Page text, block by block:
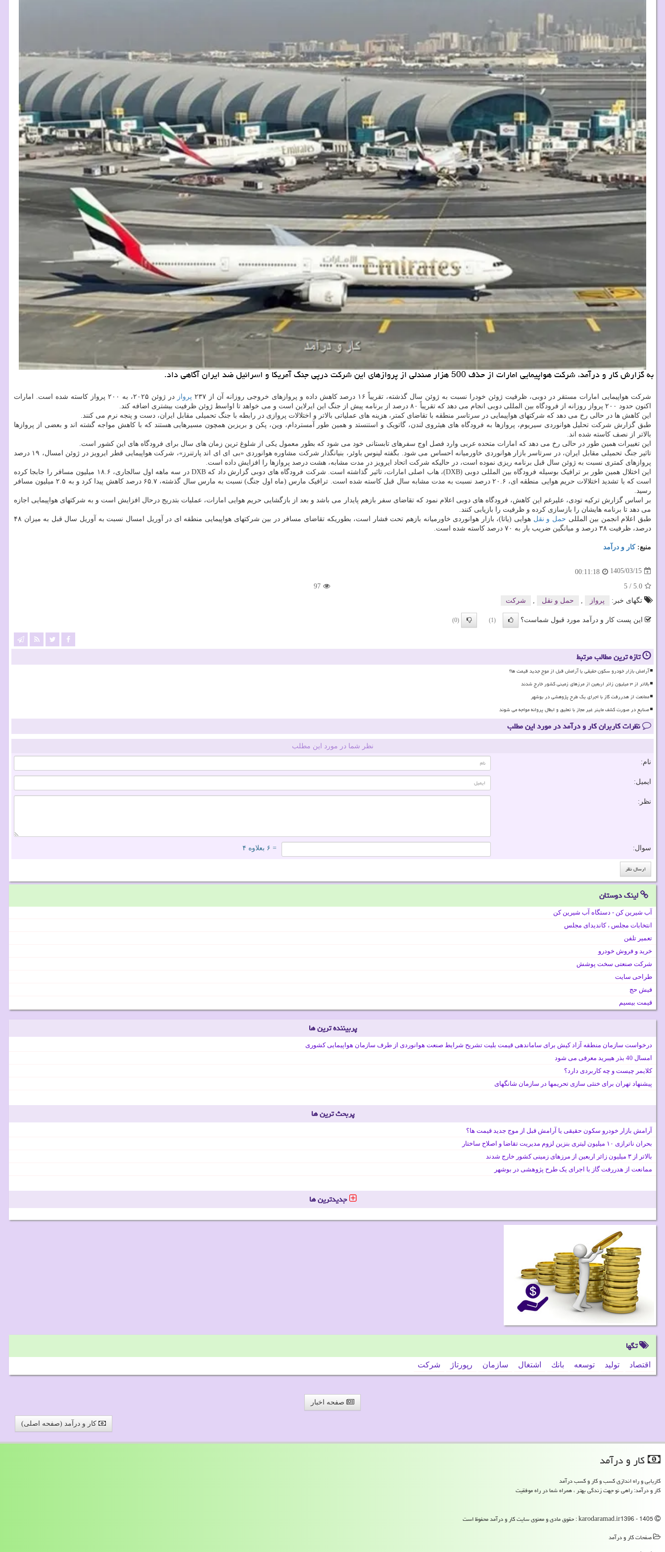
به گزارش کار و درآمد، شرکت هواپیمایی امارات از حذف 500 هزار صندلی از پروازهای این شرکت درپی جنگ آمریکا و اسرائیل ضد ایران آگاهی داد.
شرکت هواپیمایی امارات مستقر در دوبی، ظرفیت ژوئن خودرا نسبت به ژوئن سال گذشته، تقریباً ۱۶ درصد کاهش داده و پروازهای خروجی روزانه آن از ۲۳۷ پرواز
در ژوئن ۲۰۲۵، به ۲۰۰ پرواز کاسته شده است. امارات
اکنون حدود ۲۰۰ پرواز روزانه از فرودگاه بین المللی دوبی انجام می دهد که تقریباً ۸۰ درصد از برنامه پیش از جنگ این ایرلاین است و می خواهد تا اواسط ژوئن ظرفیت بیشتری اضافه کند.
این کاهش ها در حالی رخ می دهد که شرکتهای هواپیمایی در سرتاسر منطقه با تقاضای کمتر، هزینه های عملیاتی بالاتر و اختلالات پروازی در رابطه با جنگ تحمیلی مقابل ایران، دست و پنجه نرم می کنند.
طبق گزارش شرکت تحلیل هوانوردی سیریوم، پروازها به فرودگاه های هیثروی لندن، گاتویک و استنستد و همین طور آمستردام، وین، پکن و بریزبن همچون مسیرهایی هستند که با کاهش مواجه گشته اند و بعضی از پروازها
بالاتر از نصف کاسته شده اند.
این تغییرات همین طور در حالی رخ می دهد که امارات متحده عربی وارد فصل اوج سفرهای تابستانی خود می شود که بطور معمول یکی از شلوغ ترین زمان های سال برای فرودگاه های این کشور است.
تاثیر جنگ تحمیلی مقابل ایران، در سرتاسر بازار هوانوردی خاورمیانه احساس می شود. بگفته لینوس باوئر، بنیانگذار شرکت مشاوره هوانوردی «بی ای ای اند پارتنرز»، شرکت هواپیمایی قطر ایرویز در ژوئن امسال، ۱۹ درصد
پروازهای کمتری نسبت به ژوئن سال قبل برنامه ریزی نموده است، در حالیکه شرکت اتحاد ایرویز در مدت مشابه، هشت درصد پروازها را افزایش داده است.
این اختلال همین طور بر ترافیک بوسیله فرودگاه بین المللی دوبی (DXB)، هاب اصلی امارات، تاثیر گذاشته است. شرکت فرودگاه های دوبی گزارش داد که DXB در سه ماهه اول سالجاری، ۱۸.۶ میلیون مسافر را جابجا کرده
است که با تشدید اختلالات حریم هوایی منطقه ای، ۲۰.۶ درصد نسبت به مدت مشابه سال قبل کاسته شده است. ترافیک مارس (ماه اول جنگ) نسبت به مارس سال گذشته، ۶۵.۷ درصد کاهش پیدا کرد و به ۲.۵ میلیون مسافر
رسید.
بر اساس گزارش ترکیه تودی، علیرغم این کاهش، فرودگاه های دوبی اعلام نمود که تقاضای سفر بازهم پایدار می باشد و بعد از بازگشایی حریم هوایی امارات، عملیات بتدریج درحال افزایش است و به شرکتهای هواپیمایی اجازه
می دهد تا برنامه هایشان را بازسازی کرده و ظرفیت را بازیابی کنند.
طبق اعلام انجمن بین المللی حمل و نقل
هوایی (یاتا)، بازار هوانوردی خاورمیانه بازهم تحت فشار است، بطوریکه تقاضای مسافر در بین شرکتهای هواپیمایی منطقه ای در آوریل امسال نسبت به آوریل سال قبل به میزان ۴۸
درصد، ظرفیت ۳۸ درصد و میانگین ضریب بار به ۷۰ درصد کاسته شده است.
منبع:كار و درآمد
1405/03/15
00:11:18
5.0
/
5
97
تگهای خبر:
پرواز حمل و نقل شركت
این پست کار و درآمد مورد قبول شماست؟ (1)
(0)
تازه ترین مطالب مرتبط
آرامش بازار خودرو سکون حقیقی یا آرامش قبل از موج جدید قیمت ها؟
بالاتر از ۳ میلیون زائر اربعین از مرزهای زمینی کشور خارج شدند
ممانعت از هدررفت گاز با اجرای یک طرح پژوهشی در بوشهر
صنایع در صورت کشف ماینر غیر مجاز با تعلیق و ابطال پروانه مواجه می شوند
نظرات کاربران کار و درآمد در مورد این مطلب
نظر شما در مورد این مطلب
نام:
ایمیل:
نظر:
سوال: = ۶ بعلاوه ۴
لینک دوستان
آب شیرین کن - دستگاه آب شیرین کن
انتخابات مجلس ، کاندیدای مجلس
تعمیر تلفن
خرید و فروش خودرو
شرکت صنعتی سخت پوشش
طراحی سایت
فیش حج
قیمت بیسیم
پربیننده ترین ها
درخواست سازمان منطقه آزاد کیش برای ساماندهی قیمت بلیت تشریح شرایط صنعت هوانوردی از طرف سازمان هواپیمایی کشوری
امسال 40 بذر هیبرید معرفی می شود
کلایمر چیست و چه کاربردی دارد؟
پیشنهاد تهران برای خنثی سازی تحریمها در سازمان شانگهای
پربحث ترین ها
آرامش بازار خودرو سکون حقیقی یا آرامش قبل از موج جدید قیمت ها؟
بحران ناترازی ۱۰ میلیون لیتری بنزین لزوم مدیریت تقاضا و اصلاح ساختار
بالاتر از ۳ میلیون زائر اربعین از مرزهای زمینی کشور خارج شدند
ممانعت از هدررفت گاز با اجرای یک طرح پژوهشی در بوشهر
جدیدترین ها
تگها
اقتصاد تولید توسعه بانك اشتغال سازمان رپورتاژ شركت
صفحه اخبار
کار و درآمد (صفحه اصلی)
كار و درآمد
کاریابی و راه اندازی کسب و کار و کسب درآمد
کار و درآمد: راهی نو جهت زندگی بهتر ، همراه شما در راه موفقیت
صفحات كار و درآمد